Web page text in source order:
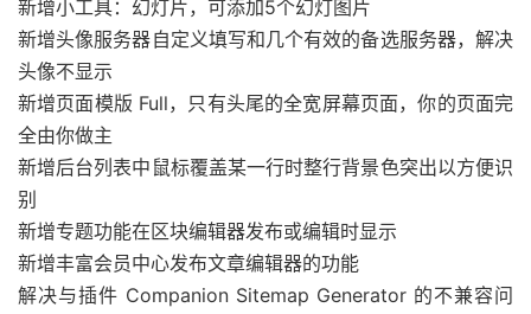
新增小工具：幻灯片，可添加5个幻灯图片
新增头像服务器自定义填写和几个有效的备选服务器，解决
头像不显示
新增页面模版 Full，只有头尾的全宽屏幕页面，你的页面完
全由你做主
新增后台列表中鼠标覆盖某一行时整行背景色突出以方便识
别
新增专题功能在区块编辑器发布或编辑时显示
新增丰富会员中心发布文章编辑器的功能
解决与插件 Companion Sitemap Generator 的不兼容问